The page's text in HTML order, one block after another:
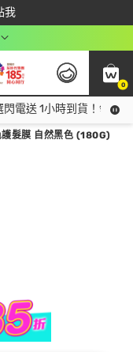
我
0
閃電送 1小時到貨！領神
護髮膜 自然黑色 (180G)